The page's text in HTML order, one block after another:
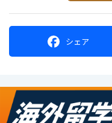
シェア